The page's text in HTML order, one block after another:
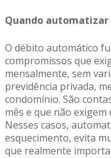
Quando
O débito automático
compromissos que
mensalmente, sem
previdência privada,
condomínio. São
mês e que não
Nesses casos,
esquecimento, evita
que realmente importa.